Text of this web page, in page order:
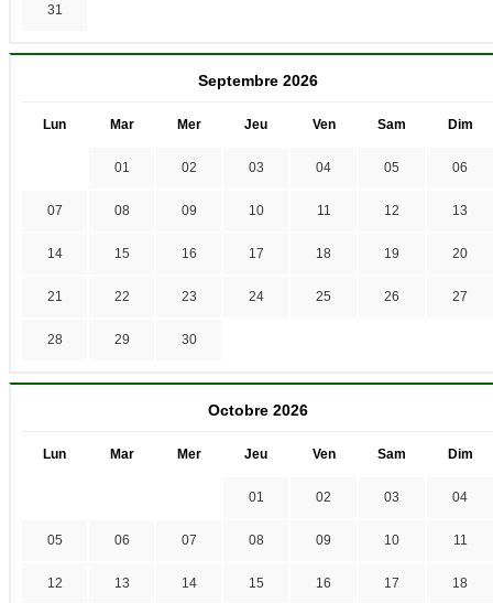
31
Septembre 2026
Lun Mar Mer Jeu Ven Sam Dim
01 02 03 04 05 06
07 08 09 10 11 12 13
14 15 16 17 18 19 20
21 22 23 24 25 26 27
28 29 30
Octobre 2026
Lun Mar Mer Jeu Ven Sam Dim
01 02 03 04
05 06 07 08 09 10 11
12 13 14 15 16 17 18